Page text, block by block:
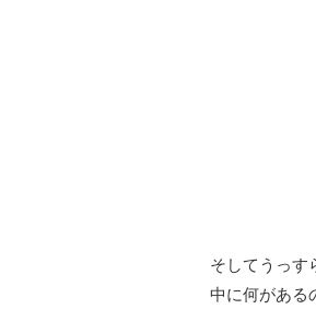
そしてうっす
中に何がある